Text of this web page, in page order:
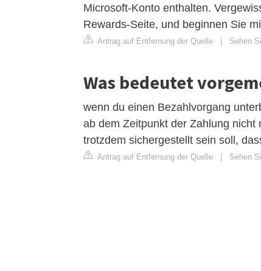
Microsoft-Konto enthalten.
Rewards-Seite, und beginnen Sie
Antrag auf Entfernung der Quelle Sehen
Was bedeutet
wenn du einen Bezahlvorgang
ab dem Zeitpunkt der Zahlung
trotzdem sichergestellt sein soll,
Antrag auf Entfernung der Quelle Sehen